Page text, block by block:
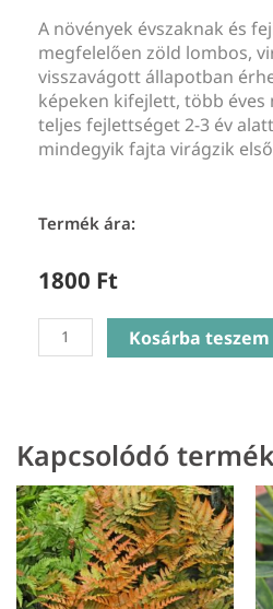
A növények évszaknak és
megfelelően zöld lombos,
visszavágott állapotban
képeken kifejlett, több éves
teljes fejlettséget 2-3 év
mindegyik fajta virágzik
Termék ára:
1800 Ft
Euphorbia
amygladoides
Kutyatej
mennyiség
Kosárba teszem
Kapcsolódó